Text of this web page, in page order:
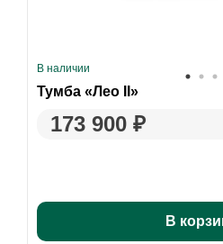
В наличии
Тумба «Лео II»
173 900 ₽
В